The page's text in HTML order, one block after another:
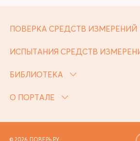
ПОВЕРКА СРЕДСТВ ИЗМЕРЕНИЙ
ИСПЫТАНИЯ СРЕДСТВ
БИБЛИОТЕКА
О ПОРТАЛЕ
© 2026, ПОВЕРЬ.РУ